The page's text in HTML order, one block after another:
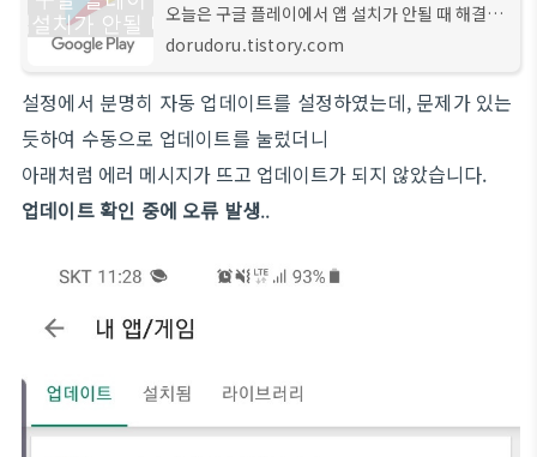
오늘은 구글 플레이에서 앱 설치가 안될 때 해결하
는 방법을 알아보겠습니다. 구글 플레이? 구글 플
레이는 기존에 플레이 스토어라고 불리기도 하였
dorudoru.tistory.com
설정에서 분명히 자동 업데이트를 설정하였는데, 문제가 있는
듯하여 수동으로 업데이트를 눌렀더니
아래처럼 에러 메시지가 뜨고 업데이트가 되지 않았습니다.
업데이트 확인 중에 오류 발생..